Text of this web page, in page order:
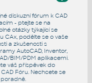
diskuzní fórum k CAD
- ptejte se na
otázky týkající se
CAx, podělte se o vaše
a zkušenosti s
AutoCAD, Inventor,
BIM/PDM aplikacemi.
váš příspěvek do
CAD Fóru. Nechcete se
.